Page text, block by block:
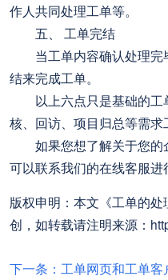
作人共同处理工单等。
五、 工单完结
当工单内容确认处理完
结来完成工单。
以上六点只是基础的工
核、回访、项目归总等需求
如果您想了解关于您的
可以联系我们的在线客服进
版权申明：本文《工单的
创，如转载请注明来源：
下一条：工单网页和工单客